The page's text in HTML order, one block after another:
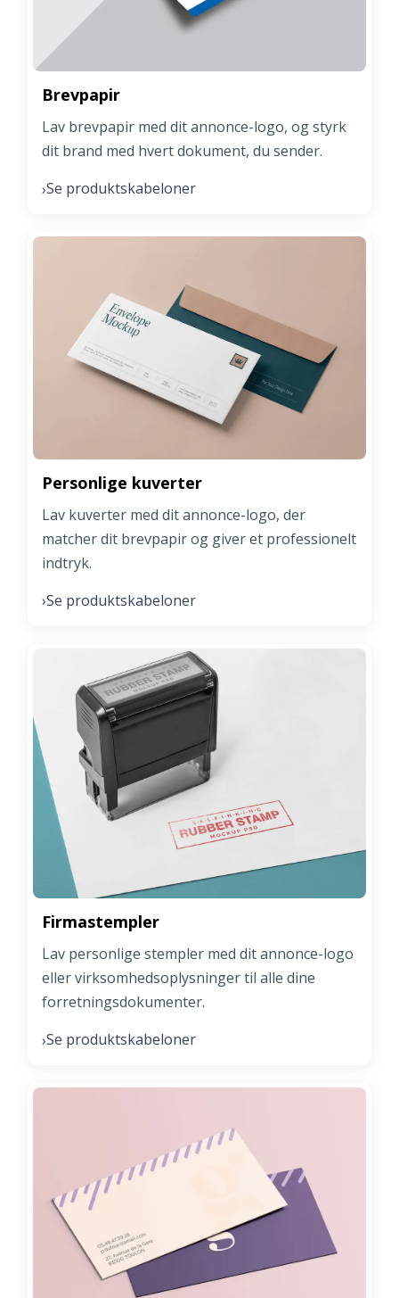
Brevpapir
Lav brevpapir med dit annonce-logo, og styrk
dit brand med hvert dokument, du sender.
›Se produktskabeloner
Personlige kuverter
Lav kuverter med dit annonce-logo, der
matcher dit brevpapir og giver et professionelt
indtryk.
›Se produktskabeloner
Firmastempler
Lav personlige stempler med dit annonce-logo
eller virksomhedsoplysninger til alle dine
forretningsdokumenter.
›Se produktskabeloner